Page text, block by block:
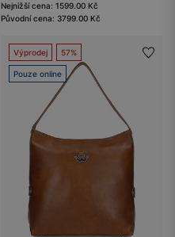
Nejnižší cena: 1599.00 Kč
Původní cena: 3799.00 Kč
Výprodej 57%
Pouze online